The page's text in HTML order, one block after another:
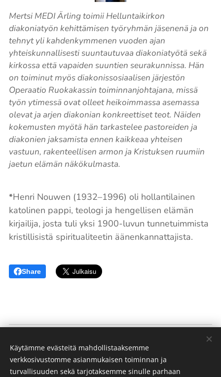
Mertsi MEDI Ärling toimii Helluntaikirkon
diakoniatyön kehittämisen työryhmän jäsenenä ja on
tehnyt yli kahdenkymmenen vuoden ajan
yhteiskunnallisesti suuntautuvaa diakoniatyötä sekä
kirkossa että vapaiden suuntien seurakunnissa. Hän
on toiminut myös diakonissosiaalisen järjestön
Operaatio Ruokakassin toiminnanjohtajana, missä
työn ytimessä ovat olleet heikoimmassa asemassa
olevat ja arjen diakonian konkreettiset teot. Näiden
kokemusten myötä hän tarkastelee pastoreiden ja
diakonien jaksamista ennen kaikkeaa yhteisen
vastuun, rakenteellisen armon ja Kristuksen ruumiin
jaetun elämän näkökulmasta.
*Henri Nouwen (1932–1996) oli hollantilainen
katolinen pappi, teologi ja hengellisen elämän
kirjailija, josta tuli yksi 1900-luvun tunnetuimmista
kristillisistä spiritualiteetin äänenkannattajista.
Share
Käytämme evästeitä mahdollistaaksemme
verkkosivustomme asianmukaisen toiminnan ja
turvallisuuden sekä tarjotaksemme sinulle parhaan